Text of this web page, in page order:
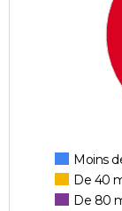
Moins
De 40
De 80